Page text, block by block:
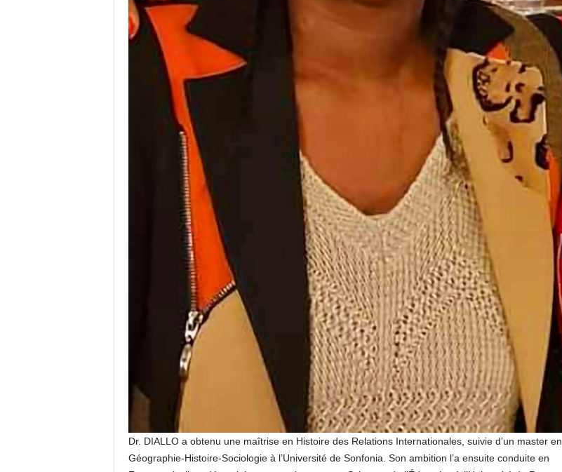
Dr. DIALLO a obtenu une maîtrise en Histoire des Relations Internationales, suivie d’un master en
Géographie-Histoire-Sociologie à l’Université de Sonfonia. Son ambition l’a ensuite conduite en